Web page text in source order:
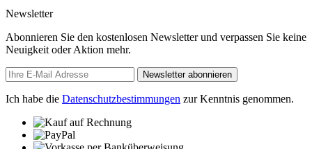
Newsletter
Abonnieren Sie den kostenlosen Newsletter und verpassen Sie keine
Neuigkeit oder Aktion mehr.
Newsletter abonnieren
Ich habe die Datenschutzbestimmungen zur Kenntnis genommen.